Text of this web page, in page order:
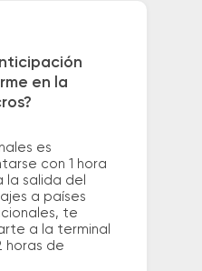
en la
es
con 1 hora
la salida del
a países
te
a la terminal
horas de